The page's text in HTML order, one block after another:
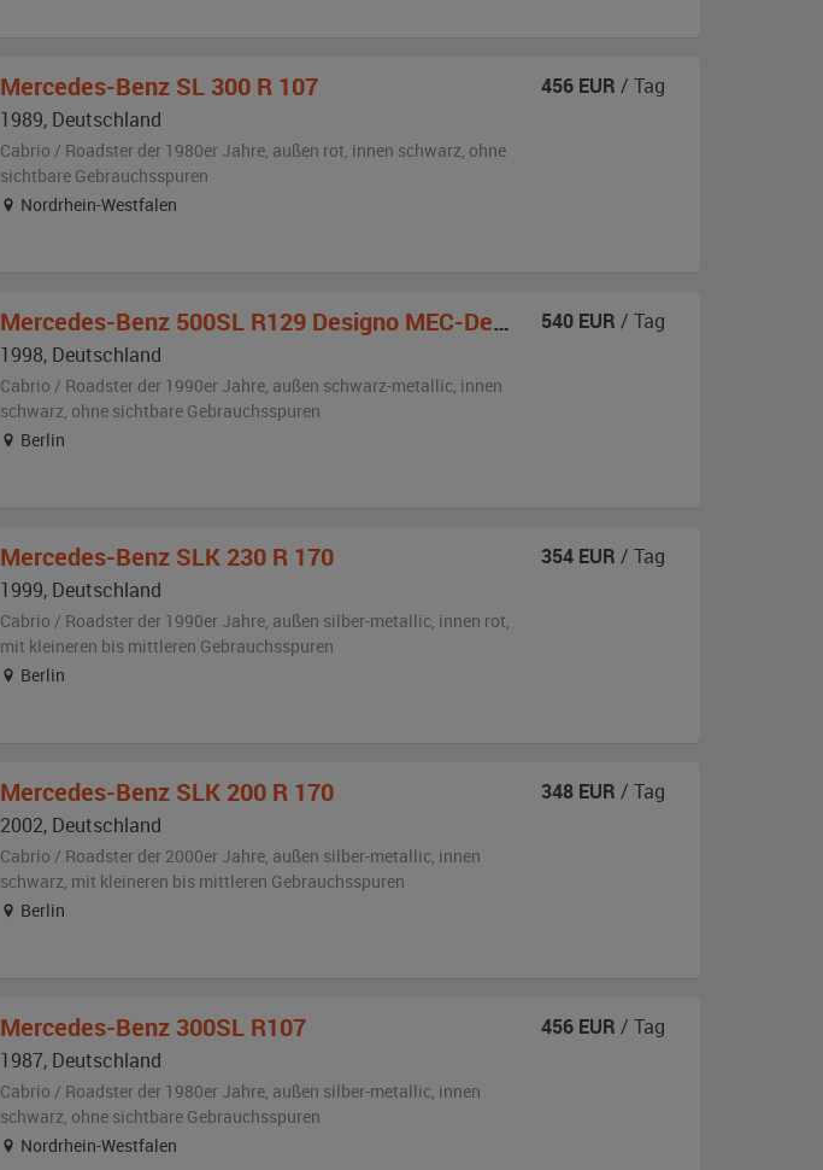
Mercedes-Benz SL 300 R 107
1989, Deutschland
Cabrio / Roadster der 1980er Jahre, außen rot, innen schwarz, ohne
sichtbare Gebrauchsspuren
Nordrhein-Westfalen
456 EUR / Tag
Mercedes-Benz 500SL R129 Designo MEC-Design Umbau
1998, Deutschland
Cabrio / Roadster der 1990er Jahre, außen schwarz-metallic, innen
schwarz, ohne sichtbare Gebrauchsspuren
Berlin
540 EUR / Tag
Mercedes-Benz SLK 230 R 170
1999, Deutschland
Cabrio / Roadster der 1990er Jahre, außen silber-metallic, innen rot,
mit kleineren bis mittleren Gebrauchsspuren
Berlin
354 EUR / Tag
Mercedes-Benz SLK 200 R 170
2002, Deutschland
Cabrio / Roadster der 2000er Jahre, außen silber-metallic, innen
schwarz, mit kleineren bis mittleren Gebrauchsspuren
Berlin
348 EUR / Tag
Mercedes-Benz 300SL R107
1987, Deutschland
Cabrio / Roadster der 1980er Jahre, außen silber-metallic, innen
schwarz, ohne sichtbare Gebrauchsspuren
Nordrhein-Westfalen
456 EUR / Tag